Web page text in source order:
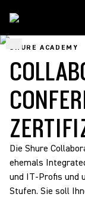
Zertifizierung &
SHURE ACADEMY
Die Shure
ehemals
und IT-Profis und
Stufen. Sie soll